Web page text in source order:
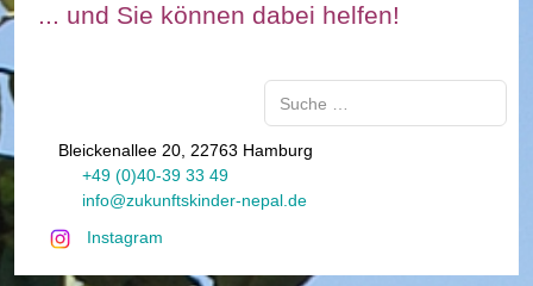
... und Sie können dabei helfen!
Bleickenallee 20, 22763 Hamburg
+49 (0)40-39 33 49
info@zukunftskinder-nepal.de
Instagram